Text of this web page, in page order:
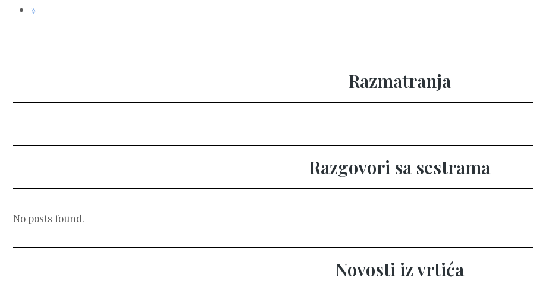
»
Razmatranja
Razgovori sa sestrama
No posts found.
Novosti iz vrtića